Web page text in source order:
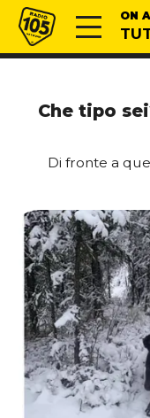
Vai al contenuto
Radio 105 ON
Che tipo
Di fronte a